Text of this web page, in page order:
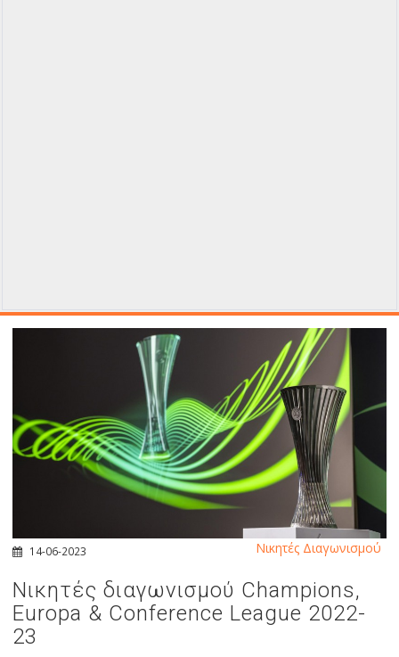
14-06-2023
Νικητές διαγωνισμού Champions,
Europa & Conference League 2022-
23
Νικητές Διαγωνισμού